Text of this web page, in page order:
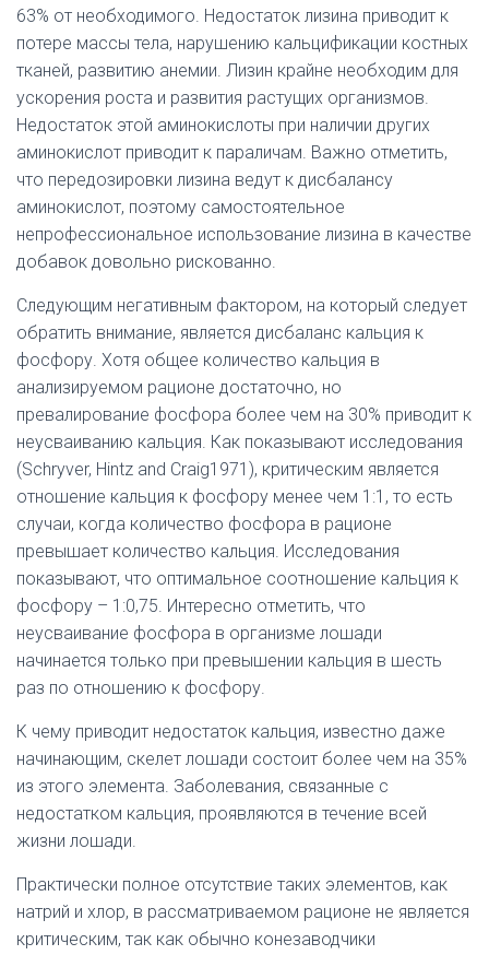
63% от необходимого. Недостаток лизина приводит к
потере массы тела, нарушению кальцификации костных
тканей, развитию анемии. Лизин крайне необходим для
ускорения роста и развития растущих организмов.
Недостаток этой аминокислоты при наличии других
аминокислот приводит к параличам. Важно отметить,
что передозировки лизина ведут к дисбалансу
аминокислот, поэтому самостоятельное
непрофессиональное использование лизина в качестве
добавок довольно рискованно.
Следующим негативным фактором, на который следует
обратить внимание, является дисбаланс кальция к
фосфору. Хотя общее количество кальция в
анализируемом рационе достаточно, но
превалирование фосфора более чем на 30% приводит к
неусваиванию кальция. Как показывают исследования
(Schryver, Hintz and Craig1971), критическим является
отношение кальция к фосфору менее чем 1:1, то есть
случаи, когда количество фосфора в рационе
превышает количество кальция. Исследования
показывают, что оптимальное соотношение кальция к
фосфору – 1:0,75. Интересно отметить, что
неусваивание фосфора в организме лошади
начинается только при превышении кальция в шесть
раз по отношению к фосфору.
К чему приводит недостаток кальция, известно даже
начинающим, скелет лошади состоит более чем на 35%
из этого элемента. Заболевания, связанные с
недостатком кальция, проявляются в течение всей
жизни лошади.
Практически полное отсутствие таких элементов, как
натрий и хлор, в рассматриваемом рационе не является
критическим, так как обычно конезаводчики